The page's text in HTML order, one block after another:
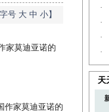
字号 大 中 小】
家莫迪亚诺的
家莫迪亚诺的